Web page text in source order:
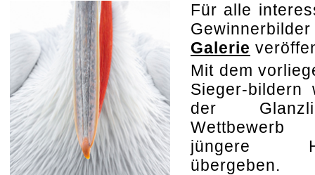
Für alle
Galerie
Mit dem
Sieger-bildern
der
jüngere
übergeben.